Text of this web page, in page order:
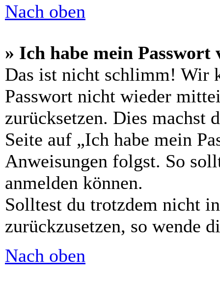
Nach oben
» Ich habe mein Passwort
Das ist nicht schlimm! Wir
Passwort nicht wieder
zurücksetzen. Dies machst
Seite auf „Ich habe mein
Anweisungen folgst. So
anmelden können.
Solltest du trotzdem nicht
zurückzusetzen, so wende
Nach oben